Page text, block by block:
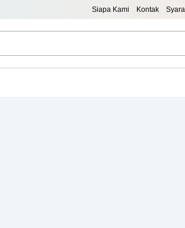
Siapa Kami Kontak